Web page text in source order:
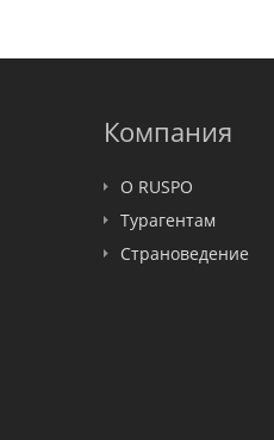
Pac Group
PlanTravel
FUN&SUN ex TUI
LOTI
Russian Express
Компания
О RUSPO
Турагентам
Страноведение